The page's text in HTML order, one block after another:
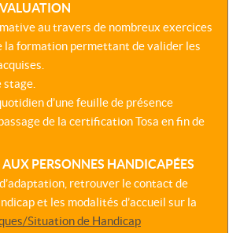
au travers de nombreux exercices
la formation permettant de valider les
d’une feuille de présence
de la certification Tosa en fin de
PERSONNES HANDICAPÉES
retrouver le contact de
et les modalités d’accueil sur la
Situation de Handicap